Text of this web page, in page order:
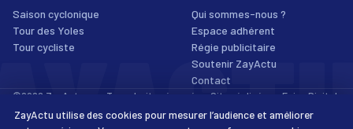
Saison cyclonique
Tour des Yoles
Tour cycliste
Qui sommes-nous ?
Espace adhérent
Régie publicitaire
Soutenir ZayActu
Contact
©2026 ZayActu.org. Tous droits réservés. · Site réalisé par Enjoy Digital
Agency
Mentions légales
Confidentialité Cookies Accessibilité
ZayActu utilise des cookies pour mesurer l’audience et améliorer